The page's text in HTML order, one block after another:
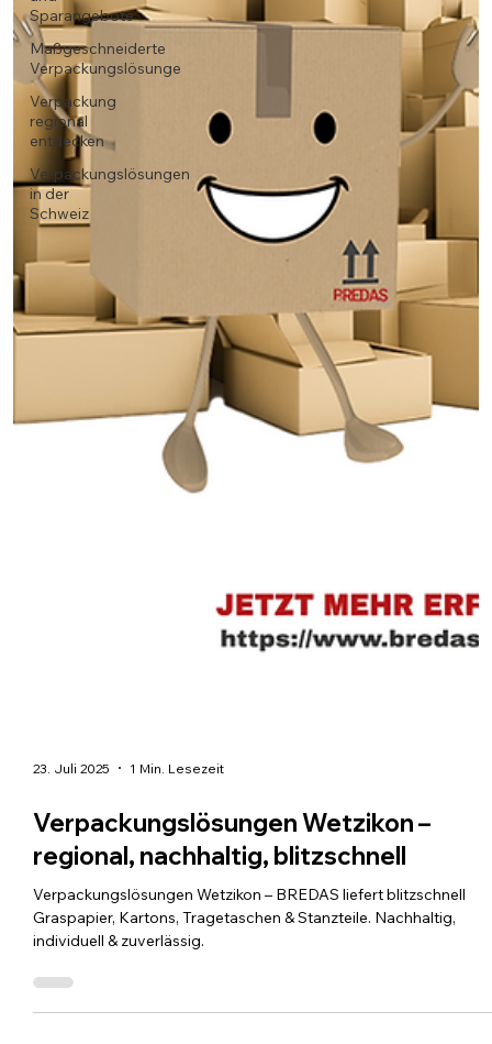
Sparangebote
Maßgeschneiderte
Verpackungslösunge
Verpackung
regional
entdecken
Verpackungslösungen
in der
Schweiz
23. Juli 2025 1 Min. Lesezeit
Verpackungslösungen Wetzikon –
regional, nachhaltig, blitzschnell
Verpackungslösungen Wetzikon – BREDAS liefert blitzschnell
individuell & zuverlässig.